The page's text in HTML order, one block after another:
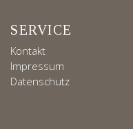
SERVICE
Kontakt
Impressum
Datenschutz